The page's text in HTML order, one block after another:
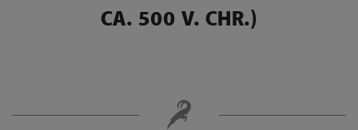
CA. 500 V. CHR.)